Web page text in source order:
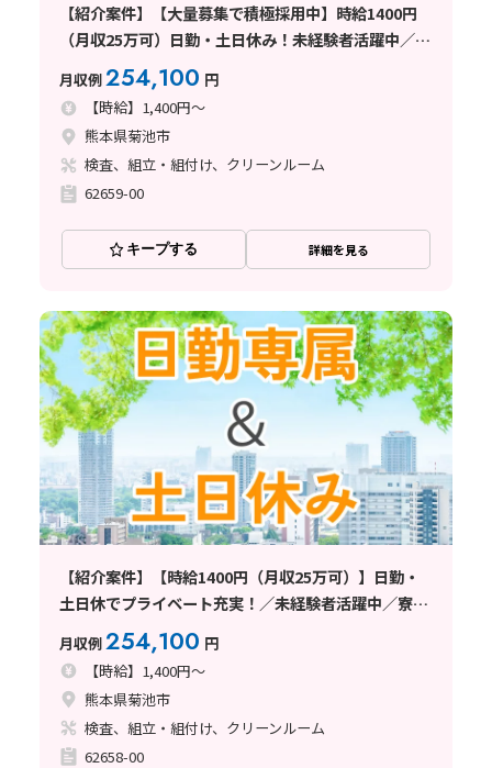
【紹介案件】【大量募集で積極採用中】時給1400円
（月収25万可）日勤・土日休み！未経験者活躍中／寮
手配可能求人
月収例254,100 円
【時給】1,400円～
熊本県菊池市
検査、組立・組付け、クリーンルーム
62659-00
キープする 詳細を見る
【紹介案件】【時給1400円（月収25万可）】日勤・
土日休でプライベート充実！／未経験者活躍中／寮手
配可能求人
月収例254,100 円
【時給】1,400円～
熊本県菊池市
検査、組立・組付け、クリーンルーム
62658-00